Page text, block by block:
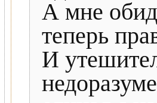
А мне
теперь
И